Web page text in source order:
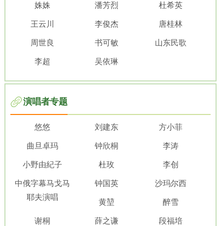
姝姝 潘芳烈 杜希英
王云川 李俊杰 唐桂林
周世良 书可敏 山东民歌
李超 吴依琳
演唱者专题
悠悠 刘建东 方小菲
曲旦卓玛 钟欣桐 李涛
小野由紀子 杜玫 李创
中俄字幕马戈马
耶夫演唱
钟国英 沙玛尔西
黄堃 醉雪
谢桐 薛之谦 段福培